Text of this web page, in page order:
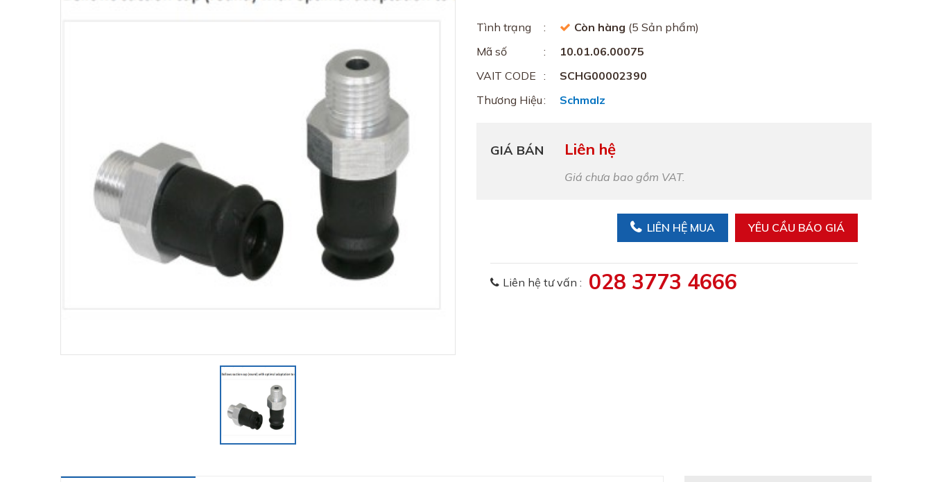
Tình trạng Còn hàng (5 Sản phẩm)
Mã số
10.01.06.00075
VAIT CODE
SCHG00002390
Thương Hiệu
Schmalz
GIÁ BÁN Liên hệ
Giá chưa bao gồm VAT.
LIÊN HỆ MUA YÊU CẦU BÁO GIÁ
Liên hệ tư vấn : 028 3773 4666